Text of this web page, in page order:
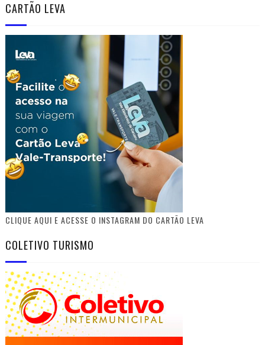
CARTÃO LEVA
CLIQUE AQUI E ACESSE O INSTAGRAM DO CARTÃO LEVA
COLETIVO TURISMO